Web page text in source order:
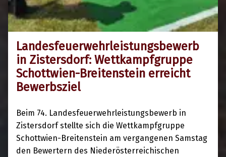
Landesfeuerwehrleistungsbewerb
in Zistersdorf: Wettkampfgruppe
Schottwien-Breitenstein erreicht
Bewerbsziel
Beim 74. Landesfeuerwehrleistungsbewerb in
Zistersdorf stellte sich die Wettkampfgruppe
Schottwien-Breitenstein am vergangenen Samstag
den Bewertern des Niederösterreichischen
5. Juli 2026